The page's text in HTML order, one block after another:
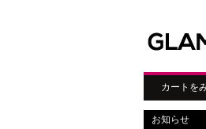
カートを
お知らせ